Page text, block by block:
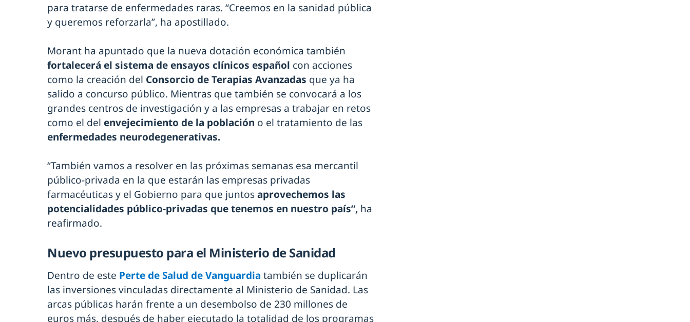
para tratarse de enfermedades raras. “Creemos en la sanidad pública
y queremos reforzarla”, ha apostillado.
Morant ha apuntado que la nueva dotación económica también
fortalecerá el sistema de ensayos clínicos español con acciones
como la creación del Consorcio de Terapias Avanzadas que ya ha
salido a concurso público. Mientras que también se convocará a los
grandes centros de investigación y a las empresas a trabajar en retos
como el del envejecimiento de la población o el tratamiento de las
enfermedades neurodegenerativas.
“También vamos a resolver en las próximas semanas esa mercantil
público-privada en la que estarán las empresas privadas
farmacéuticas y el Gobierno para que juntosaprovechemos las
potencialidades público-privadas que tenemos en nuestro país”, ha
reafirmado.
Nuevo presupuesto para el Ministerio de Sanidad
Dentro de este Perte de Salud de Vanguardia también se duplicarán
las inversiones vinculadas directamente al Ministerio de Sanidad. Las
arcas públicas harán frente a un desembolso de 230 millones de
euros más, después de haber ejecutado la totalidad de los programas